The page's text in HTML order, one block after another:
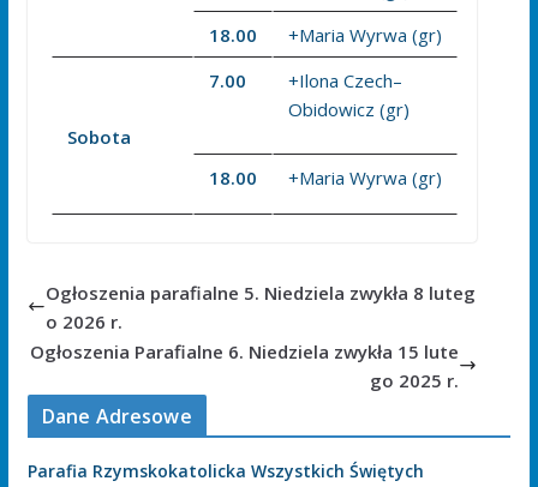
18.00
+Maria Wyrwa (gr)
Sobota
7.00
+Ilona Czech–
Obidowicz (gr)
18.00 +Maria Wyrwa (gr)
Ogłoszenia parafialne 5. Niedziela zwykła 8 luteg
o 2026 r.
Ogłoszenia Parafialne 6. Niedziela zwykła 15 lute
go 2025 r.
Dane Adresowe
Parafia Rzymskokatolicka Wszystkich Świętych